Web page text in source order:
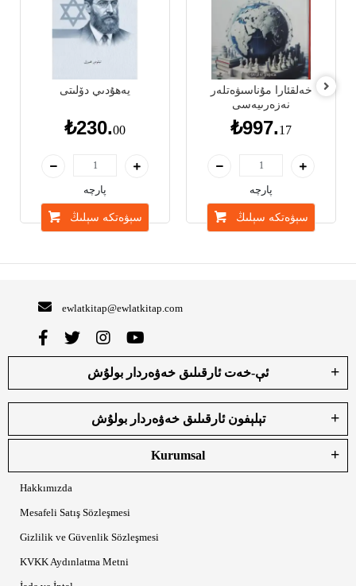
يەھۇدىي دۆلىتى
₺230.00
پارچە
سېۋەتكە سېلىڭ
خەلقئارا مۇناسىۋەتلەر
نەزەرىيەسى
₺997.17
پارچە
سېۋەتكە سېلىڭ
ewlatkitap@ewlatkitap.com
ئې-خەت ئارقىلىق خەۋەردار بولۇش
تېلېفون ئارقىلىق خەۋەردار بولۇش
Kurumsal
Hakkımızda
Mesafeli Satış Sözleşmesi
Gizlilik ve Güvenlik Sözleşmesi
KVKK Aydınlatma Metni